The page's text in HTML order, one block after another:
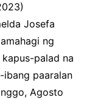
Josefa
ng
palad na
ibang paaralan
Agosto